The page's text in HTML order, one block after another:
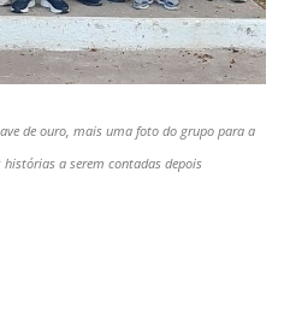
de ouro, mais uma foto do grupo para a
a serem contadas depois